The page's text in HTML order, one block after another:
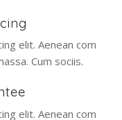
elit. Aenean com
Cum sociis.
elit. Aenean com